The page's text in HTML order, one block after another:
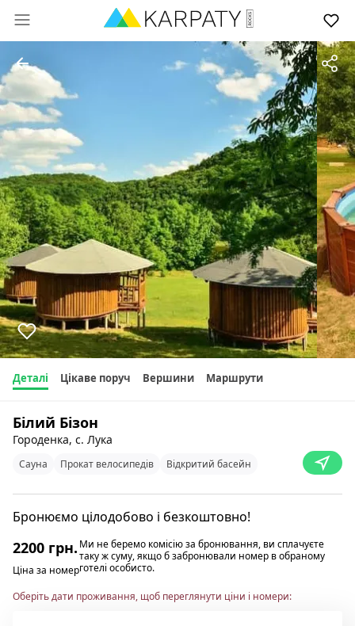
Деталі Цікаве поруч Вершини Маршрути
Білий Бізон
Городенка, с. Лука
Сауна Прокат велосипедів Відкритий басейн
Бронюємо цілодобово і безкоштовно!
2200 грн.
Ціна за номер
Ми не беремо комісію за бронювання, ви сплачуєте
таку ж суму, якщо б забронювали номер в обраному
готелі особисто.
Оберіть дати проживання, щоб переглянути ціни і номери: